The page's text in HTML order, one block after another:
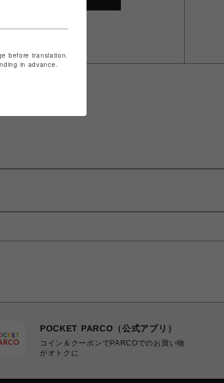
POCKET PARCO（公式アプリ）
コイン＆クーポンでPARCOでのお買い物
がオトクに
before translation.
in advance.